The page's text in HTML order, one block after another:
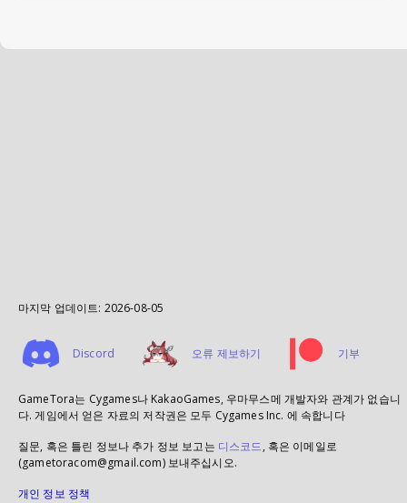
마지막 업데이트: 2026-08-05
Discord 오류 제보하기 기부
GameTora는 Cygames나 KakaoGames, 우마무스메 개발자와 관계가 없습니
다. 게임에서 얻은 자료의 저작권은 모두 Cygames Inc. 에 속합니다
질문, 혹은 틀린 정보나 추가 정보 보고는 디스코드, 혹은 이메일로
(gametoracom@gmail.com) 보내주십시오.
개인 정보 정책